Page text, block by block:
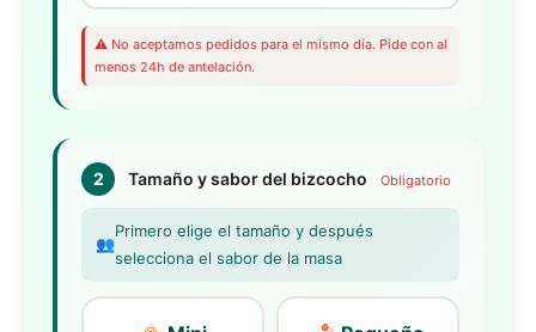
⚠️ No aceptamos pedidos para el mismo día. Pide con al
menos 24h de antelación.
2 Tamaño y sabor del bizcocho Obligatorio
👥
Primero elige el tamaño y después
selecciona el sabor de la masa